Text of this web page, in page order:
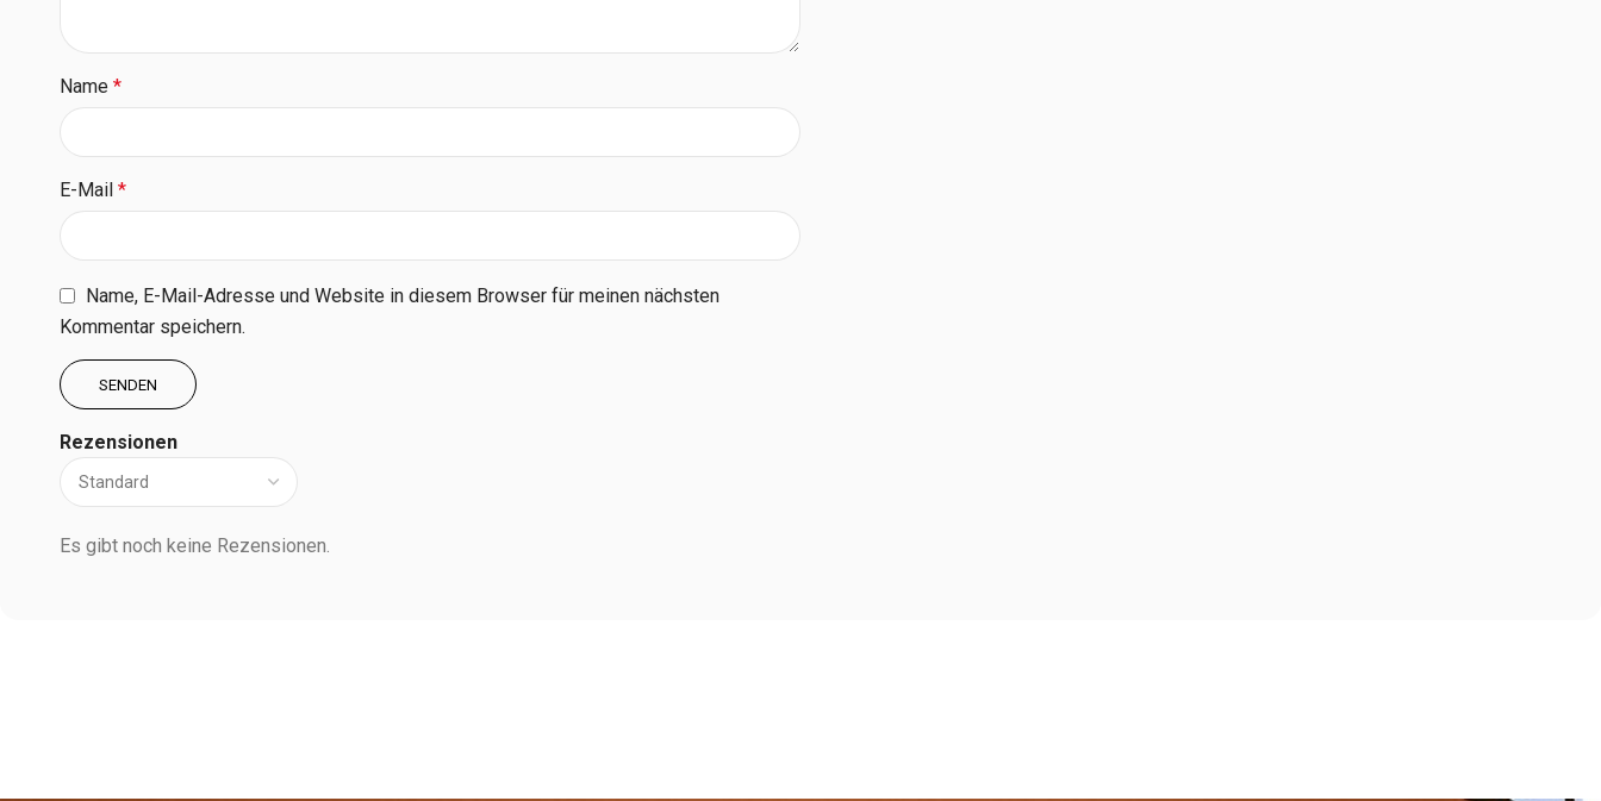
Rezensionen
Es gibt noch keine Rezensionen.
Name *
E-Mail *
Name, E-Mail-Adresse und Website in diesem Browser für meinen nächsten
Kommentar speichern.